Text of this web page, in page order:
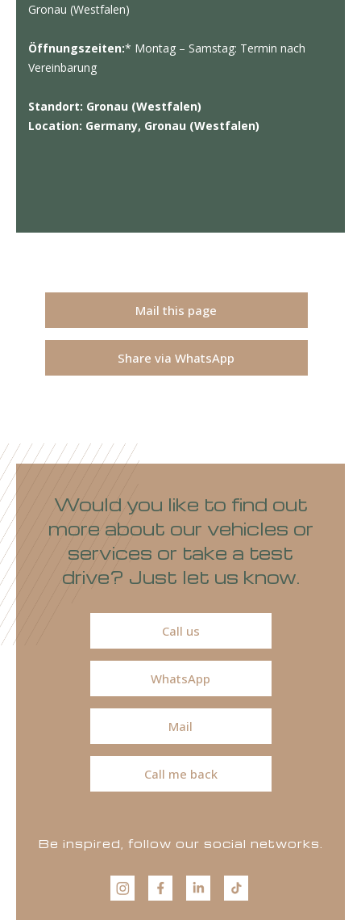
Gronau (Westfalen)
Öffnungszeiten:* Montag – Samstag: Termin nach
Vereinbarung
Standort: Gronau (Westfalen)
Location: Germany, Gronau (Westfalen)
Mail this page
Share via WhatsApp
Would you like to find out
more about our vehicles or
services or take a test
drive? Just let us know.
Call us
WhatsApp
Mail
Call me back
Be inspired, follow our social networks.